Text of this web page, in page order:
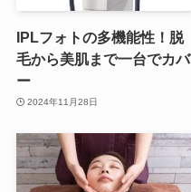
IPLフォトの多機能性！脱
毛から美肌まで一台でカバ
ー
2024年11月28日